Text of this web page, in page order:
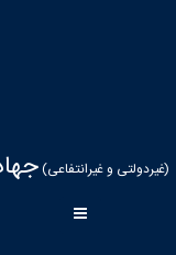
(غیردولتی و غیرانتفاعی)